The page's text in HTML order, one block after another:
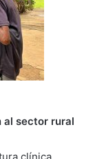
al sector rural
clínica